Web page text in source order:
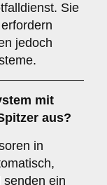
Sie
jedoch
mit
aus?
in
senden ein